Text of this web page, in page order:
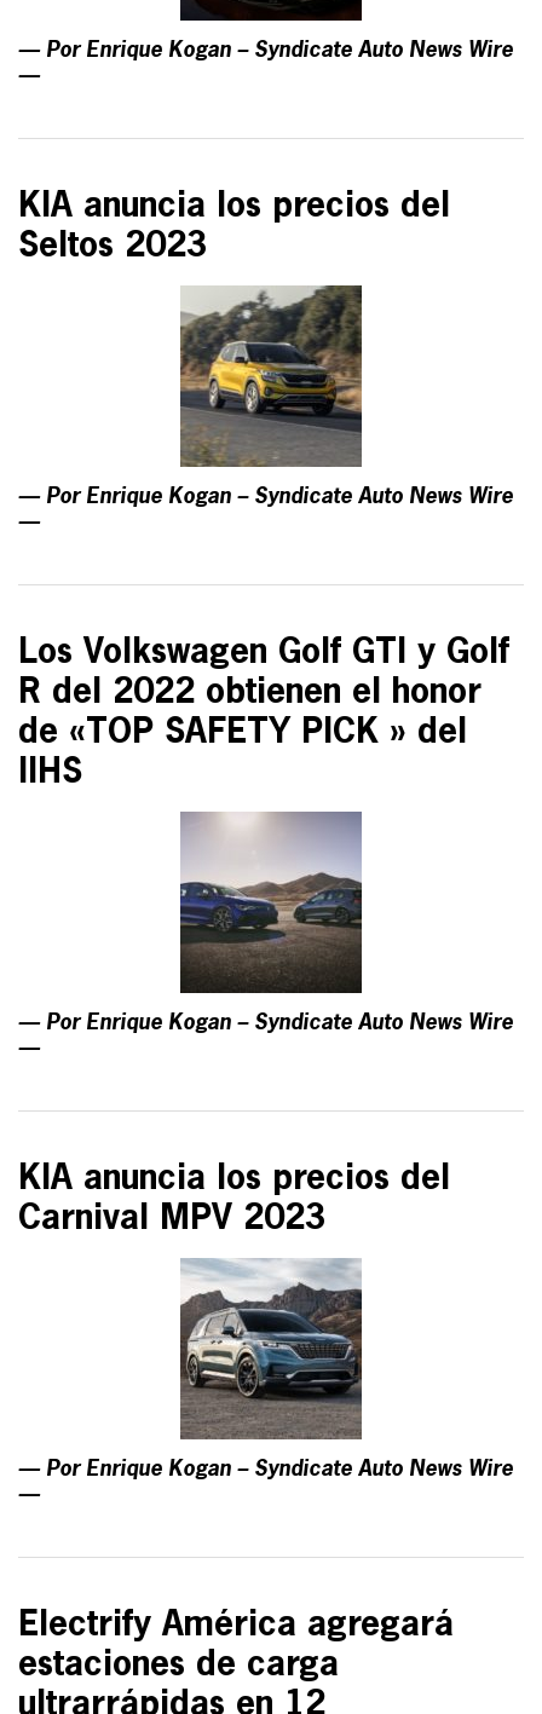
— Por Enrique Kogan – Syndicate Auto News Wire
—
KIA anuncia los precios del
Seltos 2023
— Por Enrique Kogan – Syndicate Auto News Wire
—
Los Volkswagen Golf GTI y Golf
R del 2022 obtienen el honor
de «TOP SAFETY PICK » del
IIHS
— Por Enrique Kogan – Syndicate Auto News Wire
—
KIA anuncia los precios del
Carnival MPV 2023
— Por Enrique Kogan – Syndicate Auto News Wire
—
Electrify América agregará
estaciones de carga
ultrarrápidas en 12